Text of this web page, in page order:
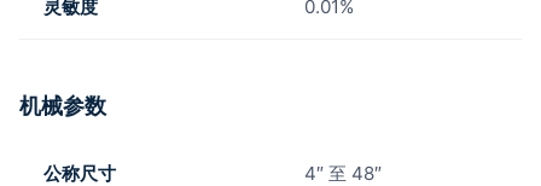
灵敏度 0.01%
机械参数
公称尺寸 4″ 至 48″